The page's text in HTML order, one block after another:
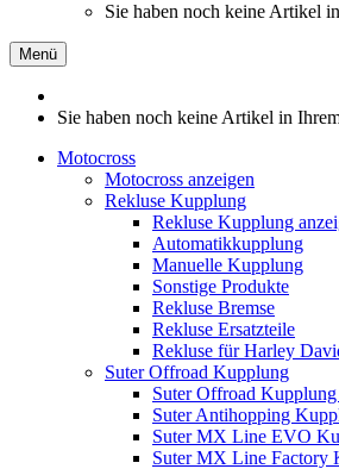
Sie haben noch keine Artikel
Menü
Sie haben noch keine Artikel in
Motocross
Motocross anzeigen
Rekluse Kupplung
Rekluse Kupplung
Automatikkupplung
Manuelle Kupplung
Sonstige Produkte
Rekluse Bremse
Rekluse Ersatzteile
Rekluse für Harley
Suter Offroad Kupplung
Suter Offroad Kupplung
Suter Antihopping
Suter MX Line EVO
Suter MX Line Factory